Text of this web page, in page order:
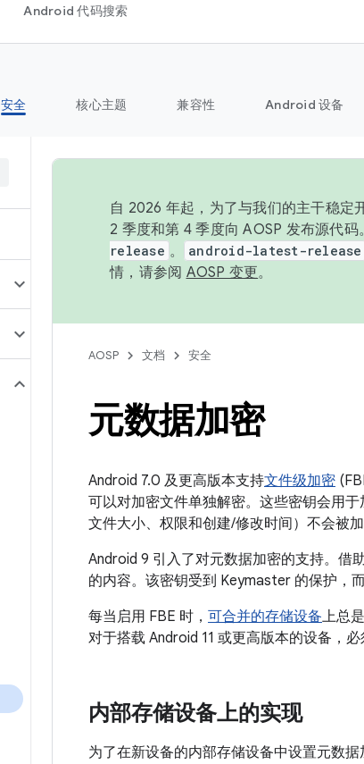
Android 代码搜索
安全 核心主题 兼容性 Android 设备
自 2026 年起，为了与我们的主干稳定
2 季度和第 4 季度向 AOSP 发布源代
release 。 android-latest-release
情，请参阅 AOSP 变更。
AOSP 文档 安全
元数据加密
Android 7.0 及更高版本支持文件级加密
可以对加密文件单独解密。这些密钥会用
文件大小、权限和创建/修改时间）不会被
Android 9 引入了对元数据加密的支持。借
的内容。该密钥受到 Keymaster 的保护，
每当启用 FBE 时， 可合并的存储设备上总
对于搭载 Android 11 或更高版本的设备，
内部存储设备上的实现
为了在新设备的内部存储设备中设置元数